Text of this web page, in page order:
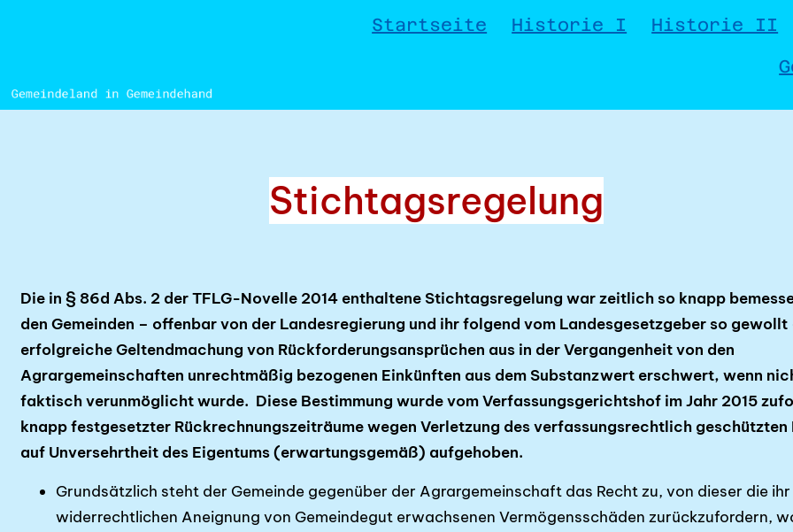
Startseite Historie I Historie II
Stichtagsregelung
Die in § 86d Abs. 2 der TFLG-Novelle 2014 enthaltene Stichtagsregelung war zeitlich so knapp
den Gemeinden – offenbar von der Landesregierung und ihr folgend vom Landes­gesetzgeber so gewollt
erfolgreiche Geltendmachung von Rück­forde­rungs­ansprüchen aus in der Vergangenheit von den
Agrargemeinschaften unrecht­mäßig bezogenen Einkünften aus dem Substanzwert erschwert, wenn
faktisch verun­möglicht wurde. Diese Bestimmung wurde vom Verfassungsgerichtshof im Jahr 2015
knapp festgesetzter Rückrechnungs­zeiträume wegen Verletzung des verfas­sungs­­­rechtlich geschützten
auf Unversehrtheit des Eigentums (erwartungsgemäß) aufgehoben.
Grundsätzlich steht der Gemeinde gegenüber der Agrargemeinschaft das Recht zu, von dieser die
widerrechtlichen Aneignung von Gemeindegut erwachsenen Ver­mögens­schäden zurückzu­fordern,